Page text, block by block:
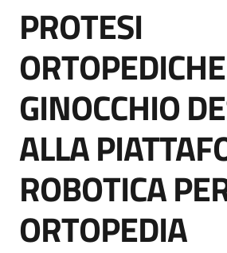
e
strumenti
acquisto
Supporto
Piattaforme
telematiche
Salta al contenuto
PROTESI
GINOCCHIO
ALLA
ROBOTICA
ORTOPEDIA